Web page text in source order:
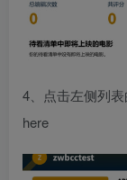
4、点击左侧列
here